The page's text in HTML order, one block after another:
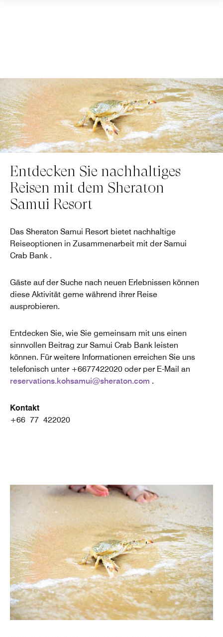
Entdecken Sie nachhaltiges
Reisen mit dem Sheraton
Samui Resort
Das Sheraton Samui Resort bietet nachhaltige
Reiseoptionen in Zusammenarbeit mit der Samui
Crab Bank .
Gäste auf der Suche nach neuen Erlebnissen können
diese Aktivität gerne während ihrer Reise
ausprobieren.
Entdecken Sie, wie Sie gemeinsam mit uns einen
sinnvollen Beitrag zur Samui Crab Bank leisten
können. Für weitere Informationen erreichen Sie uns
telefonisch unter +6677422020 oder per E-Mail an
reservations.kohsamui@sheraton.com .
Kontakt
+66 77 422020